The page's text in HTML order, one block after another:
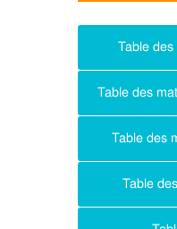
Table
Table des
Table des
Table